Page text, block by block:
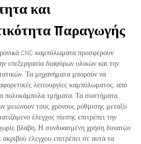
και
Παραγωγής
CNC καμπύλωματα προσφέρουν
επεξεργασία διαφόρων υλικών και την
Τα μηχανήματα μπορούν να
λειτουργίες καμπύλωματος, από
πολυκάμπυλα τμήματα. Τα συστήματα
μειώνουν τους χρόνους ρύθμισης μεταξύ
έλεγχος πίεσης επιτρέπει την
βλάβη. Η συνδυασμένη χρήση δυνατών
έλεγχου επιτρέπει σε αυτά τα